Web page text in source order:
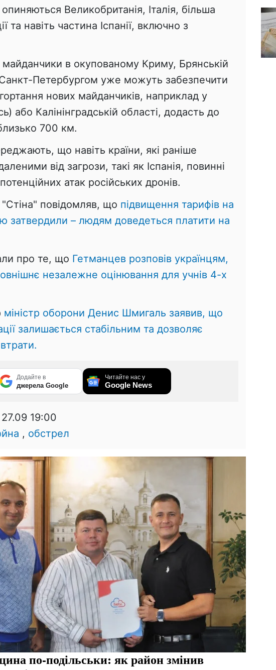
Великобританія, Італія, більша
та навіть частина Іспанії, включно з
майданчики в окупованому Криму, Брянській
Санкт-Петербургом уже можуть забезпечити
нових майданчиків, наприклад у
або Калінінградській області, додасть до
700 км.
що навіть країни, які раніше
від загрози, такі як Іспанія, повинні
атак російських дронів.
повідомляв, що підвищення тарифів на
затвердили – людям доведеться платити на
про те, що Гетманцев розповів українцям,
незалежне оцінювання для учнів 4-х
міністр оборони Денис Шмигаль заявив, що
залишається стабільним та дозволяє
Додайте в
джерела Google
Читайте нас у
Google News
27.09 19:00
, обстрел
по-подільськи: як район змінив